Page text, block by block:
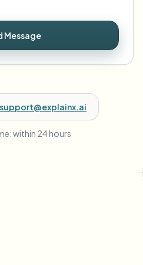
Message
support@explainx.ai
within 24 hours